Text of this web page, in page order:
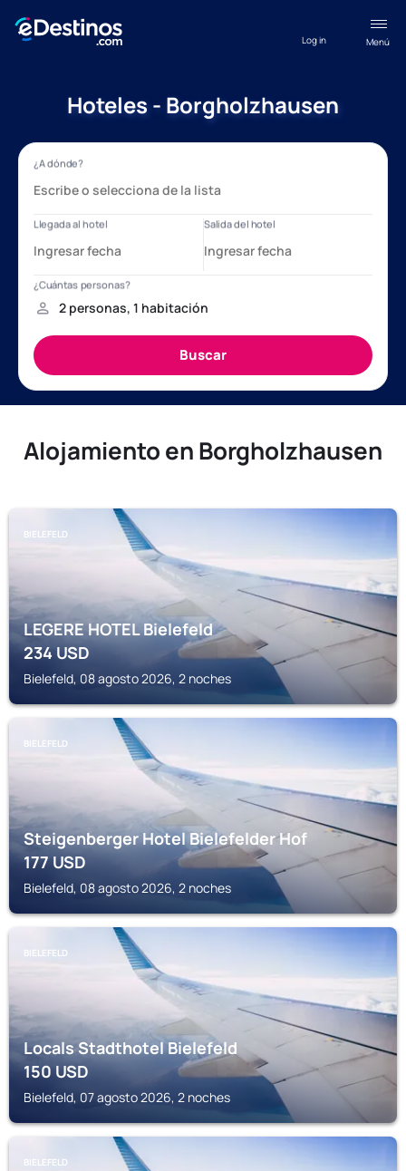
Menú
Log in
Hoteles - Borgholzhausen
Alojamiento en Borgholzhausen
BIELEFELD
LEGERE HOTEL Bielefeld
234USD
Bielefeld, 08 agosto 2026, 2 noches
BIELEFELD
Steigenberger Hotel Bielefelder Hof
177USD
Bielefeld, 08 agosto 2026, 2 noches
BIELEFELD
Locals Stadthotel Bielefeld
150USD
Bielefeld, 07 agosto 2026, 2 noches
BIELEFELD